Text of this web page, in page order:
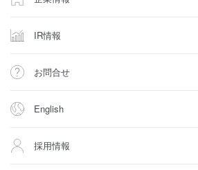
IR情報
お問合せ
English
採用情報